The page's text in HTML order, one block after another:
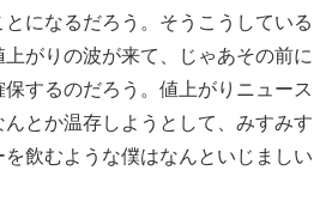
になるだろう。そうこうしている
がりの波が来て、じゃあその前に
するのだろう。値上がりニュース
とか温存しようとして、みすみす
飲むような僕はなんといじましい